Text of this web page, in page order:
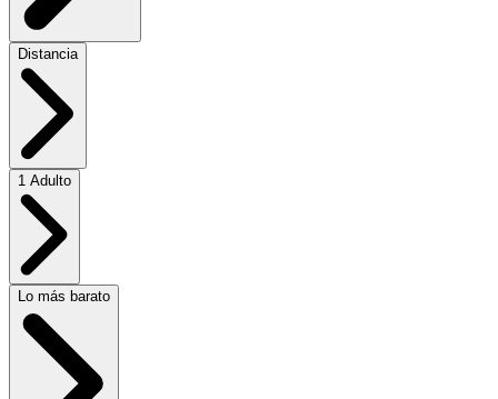
Distancia
1 Adulto
Lo más barato